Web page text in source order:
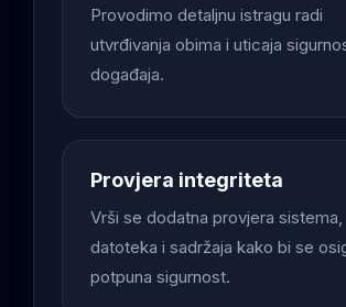
Provodimo detaljnu istragu radi
utvrđivanja obima i uticaja
događaja.
Provjera integriteta
Vrši se dodatna provjera sistema,
datoteka i sadržaja kako bi se
potpuna sigurnost.